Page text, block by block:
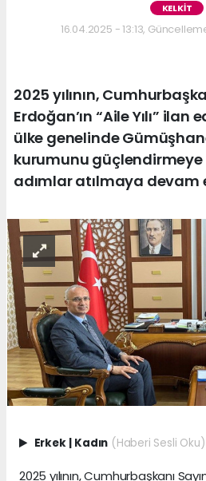
KELKİT
16.04.2025 - 13:13,
2025 yılının,
Erdoğan’ın “Aile Yılı”
ülke genelinde
kurumunu
adımlar atılmaya devam
Erkek Kadın (Haberi Sesli Oku)
2025 yılının, Cumhurbaşkanı